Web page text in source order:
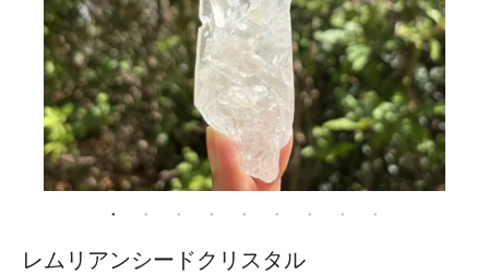
レムリアンシードクリスタル